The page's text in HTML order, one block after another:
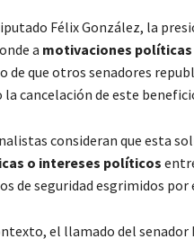
Félix González, la
a motivaciones políticas
de que otros senadores
la cancelación de este
consideran que esta
o intereses políticos
de seguridad esgrimidos por
el llamado del senador